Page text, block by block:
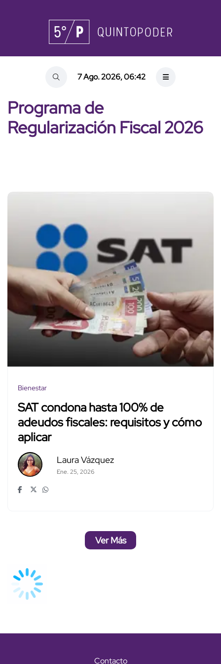
7 Ago. 2026, 06:42
Programa de
Regularización Fiscal 2026
Bienestar
SAT condona hasta 100% de
adeudos fiscales: requisitos y cómo
aplicar
Laura Vázquez
Ene. 25, 2026
Ver Más
Contacto